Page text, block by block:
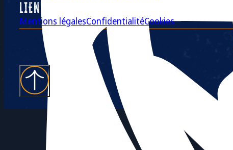
LIENS UTILES
Mentions légalesConfidentialitéCookies